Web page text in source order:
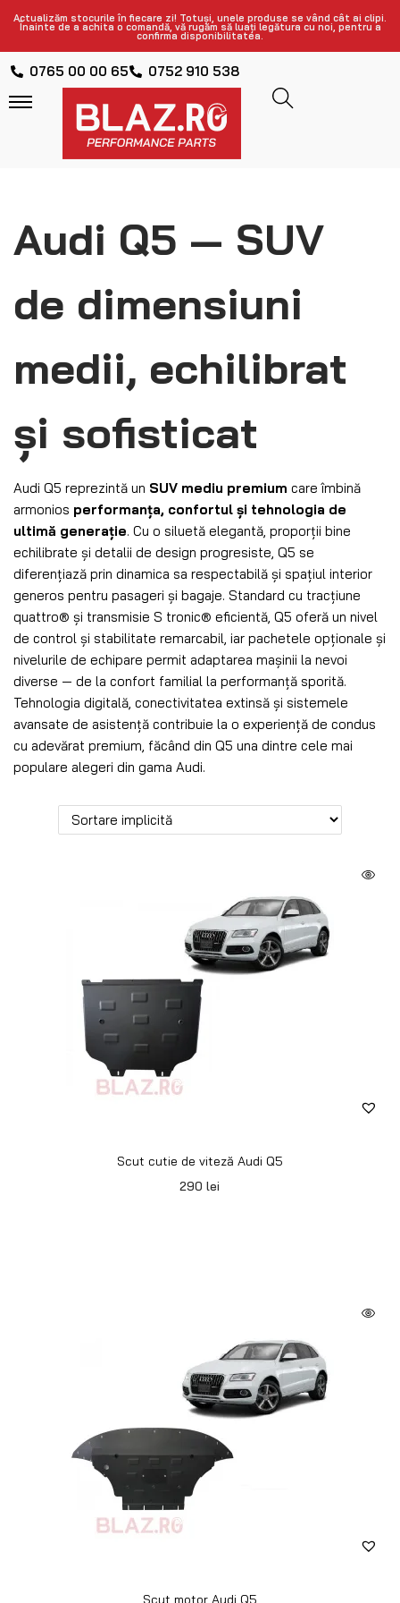
Actualizăm stocurile în fiecare zi! Totuși, unele produse se vând cât ai clipi.
Înainte de a achita o comandă, vă rugăm să luați legătura cu noi, pentru a
confirma disponibilitatea.
0765 00 00 65 0752 910 538
Audi Q5 — SUV
de dimensiuni
medii, echilibrat
și sofisticat
Audi Q5 reprezintă un SUV mediu premium care îmbină
armonios performanța, confortul și tehnologia de
ultimă generație. Cu o siluetă elegantă, proporții bine
echilibrate și detalii de design progresiste, Q5 se
diferențiază prin dinamica sa respectabilă și spațiul interior
generos pentru pasageri și bagaje. Standard cu tracțiune
quattro® și transmisie S tronic® eficientă, Q5 oferă un nivel
de control și stabilitate remarcabil, iar pachetele opționale și
nivelurile de echipare permit adaptarea mașinii la nevoi
diverse — de la confort familial la performanță sporită.
Tehnologia digitală, conectivitatea extinsă și sistemele
avansate de asistență contribuie la o experiență de condus
cu adevărat premium, făcând din Q5 una dintre cele mai
populare alegeri din gama Audi.
Scut cutie de viteză Audi Q5
290lei
Scut motor Audi Q5